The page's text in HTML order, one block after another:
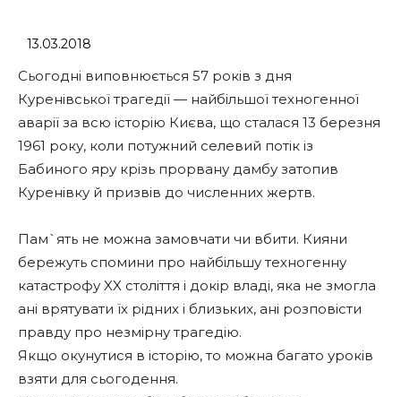
13.03.2018
Сьогодні виповнюється 57 років з дня
Куренівської трагедії — найбільшої техногенної
аварії за всю історію Києва, що сталася 13 березня
1961 року, коли потужний селевий потік із
Бабиного яру крізь прорвану дамбу затопив
Куренівку й призвів до численних жертв.
Пам`ять не можна замовчати чи вбити. Кияни
бережуть спомини про найбільшу техногенну
катастрофу XX століття і докір владі, яка не змогла
ані врятувати їх рідних і близьких, ані розповісти
правду про незмірну трагедію.
Якщо окунутися в історію, то можна багато уроків
взяти для сьогодення.